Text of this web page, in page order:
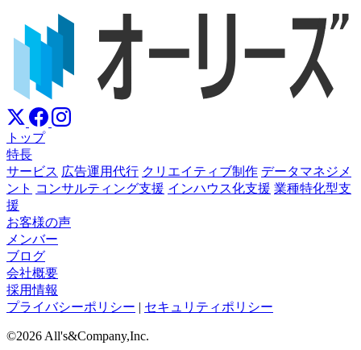
トップ
特長
サービス 広告運用代行 クリエイティブ制作 データマネジメ
ント コンサルティング支援 インハウス化支援 業種特化型支
援
お客様の声
メンバー
ブログ
会社概要
採用情報
プライバシーポリシー | セキュリティポリシー
©2026 All's&Company,Inc.